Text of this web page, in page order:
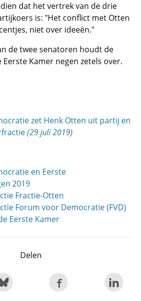
dat het vertrek van de drie
is: "Het conflict met Otten
niet over ideeën."
de twee senatoren houdt de
Kamer negen zetels over.
zet Henk Otten uit partij en
(29 juli 2019)
en Eerste
2019
Fractie-Otten
Forum voor Democratie (FVD)
Eerste Kamer
Delen